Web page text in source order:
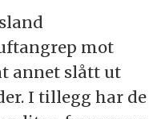
mot
annet slått ut
I tillegg har de